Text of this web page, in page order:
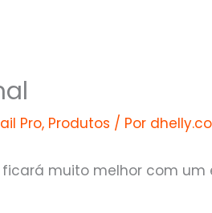
Pro, Produtos / Por
muito melhor com um